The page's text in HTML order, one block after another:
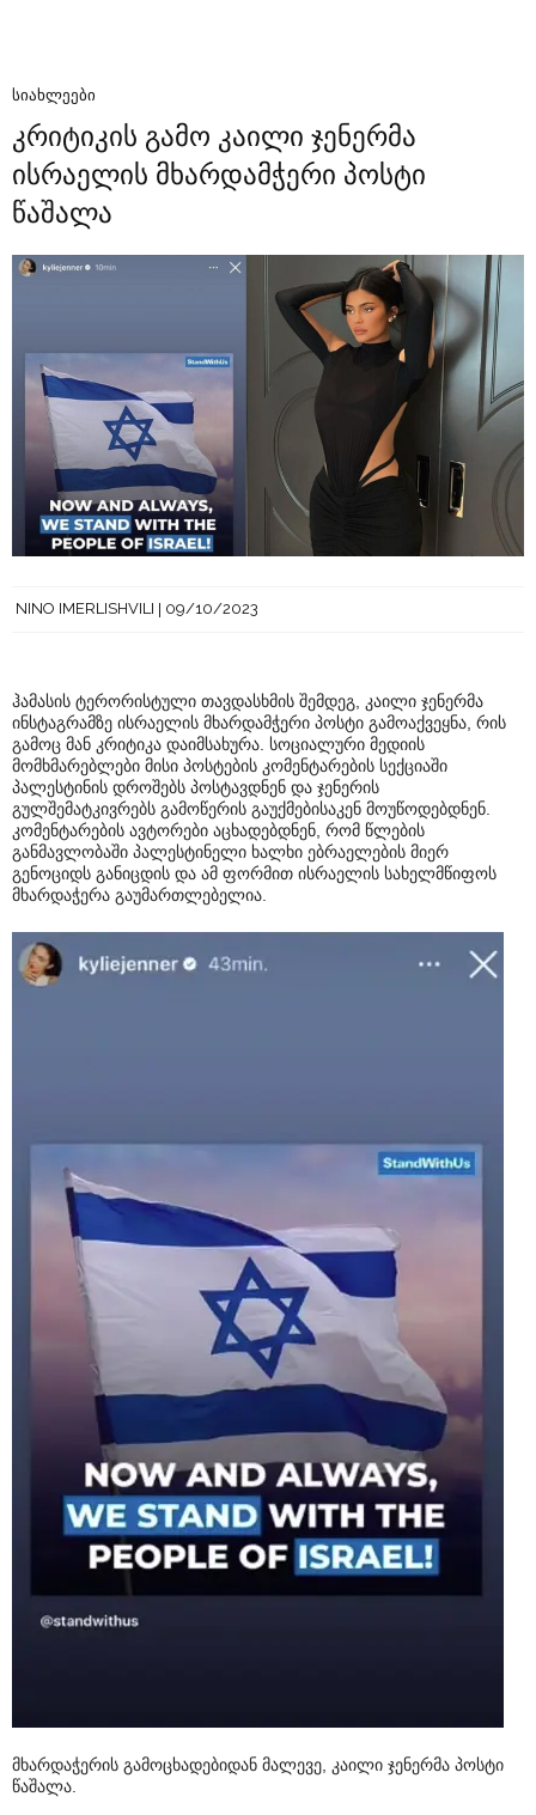
ᲡᲘᲐᲮᲚᲔᲔᲑᲘ
კრიტიკის გამო კაილი ჯენერმა
ისრაელის მხარდამჭერი პოსტი
წაშალა
NINO IMERLISHVILI 09/10/2023
ჰამასის ტერორისტული თავდასხმის შემდეგ, კაილი ჯენერმა
ინსტაგრამზე ისრაელის მხარდამჭერი პოსტი გამოაქვეყნა, რის
გამოც მან კრიტიკა დაიმსახურა. სოციალური მედიის
მომხმარებლები მისი პოსტების კომენტარების სექციაში
პალესტინის დროშებს პოსტავდნენ და ჯენერის
გულშემატკივრებს გამოწერის გაუქმებისაკენ მოუწოდებდნენ.
კომენტარების ავტორები აცხადებდნენ, რომ წლების
განმავლობაში პალესტინელი ხალხი ებრაელების მიერ
გენოციდს განიცდის და ამ ფორმით ისრაელის სახელმწიფოს
მხარდაჭერა გაუმართლებელია.
მხარდაჭერის გამოცხადებიდან მალევე, კაილი ჯენერმა პოსტი
წაშალა.